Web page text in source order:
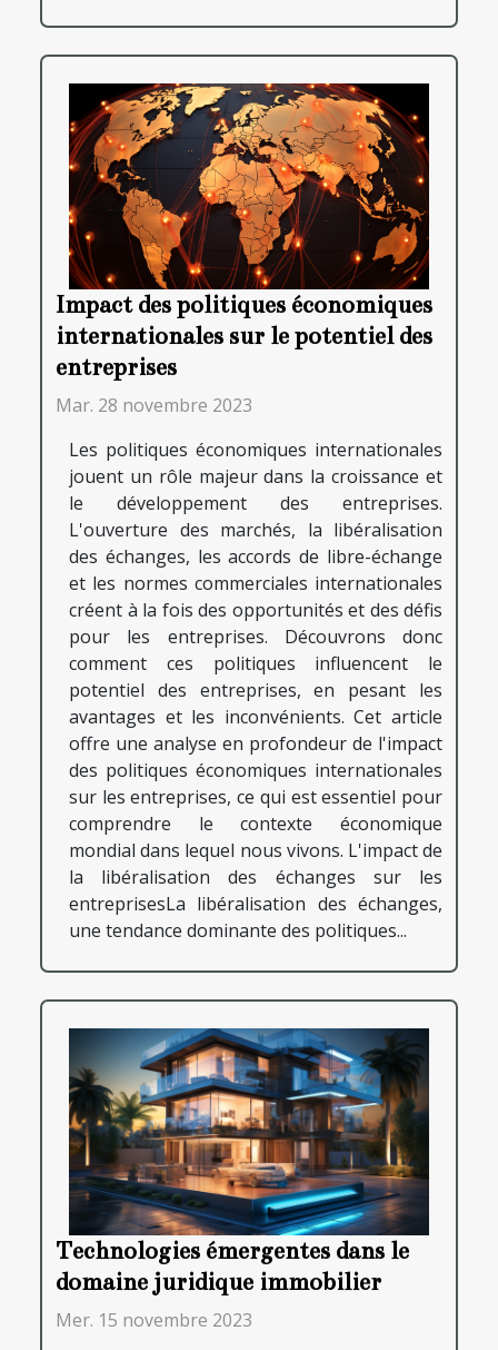
Impact des politiques économiques
internationales sur le potentiel des
entreprises
Mar. 28 novembre 2023
Les politiques économiques internationales
jouent un rôle majeur dans la croissance et
le développement des entreprises.
L'ouverture des marchés, la libéralisation
des échanges, les accords de libre-échange
et les normes commerciales internationales
créent à la fois des opportunités et des défis
pour les entreprises. Découvrons donc
comment ces politiques influencent le
potentiel des entreprises, en pesant les
avantages et les inconvénients. Cet article
offre une analyse en profondeur de l'impact
des politiques économiques internationales
sur les entreprises, ce qui est essentiel pour
comprendre le contexte économique
mondial dans lequel nous vivons. L'impact de
la libéralisation des échanges sur les
entreprisesLa libéralisation des échanges,
une tendance dominante des politiques...
Technologies émergentes dans le
domaine juridique immobilier
Mer. 15 novembre 2023